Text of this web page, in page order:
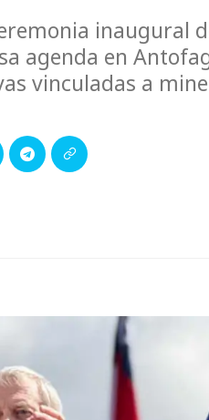
inaugural
agenda en
vinculadas a